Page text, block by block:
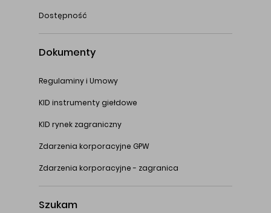
Dostępność
Dokumenty
Regulaminy i Umowy
KID instrumenty giełdowe
KID rynek zagraniczny
Zdarzenia korporacyjne GPW
Zdarzenia korporacyjne - zagranica
Szukam